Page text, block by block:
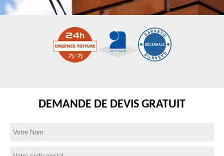
DEMANDE DE DEVIS GRATUIT